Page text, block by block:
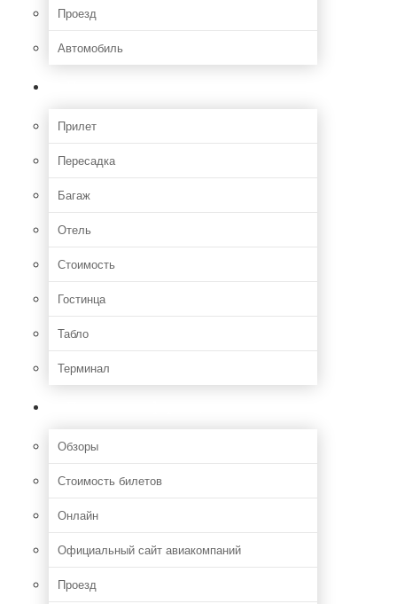
Проезд
Автомобиль
Прилет
Пересадка
Багаж
Отель
Стоимость
Гостинца
Табло
Терминал
Обзоры
Стоимость билетов
Онлайн
Официальный сайт авиакомпаний
Проезд